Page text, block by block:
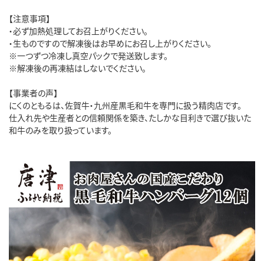
【注意事項】
・必ず加熱処理してお召上がりください。
・生ものですので解凍後はお早めにお召し上がりください。
※一つずつ冷凍し真空パックで発送致します。
※解凍後の再凍結はしないでください。
【事業者の声】
にくのともるは、佐賀牛・九州産黒毛和牛を専門に扱う精肉店です。
仕入れ先や生産者との信頼関係を築き、たしかな目利きで選び抜いた
和牛のみを取り扱っています。